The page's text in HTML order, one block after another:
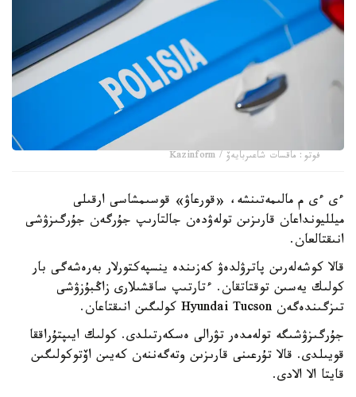
فوتو: ماقسات شاعىربايەۆ / Kazinform
ءى ءى م مالىمەتىنشە، «قورعاۋ» قوسىمشاسى ارقىلى
ميلليونداعان قارىزىن تولەۋدەن جالتارىپ جۇرگەن جۇرگىزۋشى
انىقتالعان.
قالا كوشەلەرىن پاترۋلدەۋ كەزىندە ينسپەكتورلار بەرەشەگى بار
كولىك يەسىن توقتاتقان. ءتارتىپ ساقشىلارى زاڭبۇزۋشى
تىزگىندەگەن Hyundai Tucson كولىگىن انىقتاعان.
جۇرگىزۋشىگە تولەمدەر تۋرالى ەسكەرتىلدى. كولىك ايىپتۇراققا
قويىلدى. قالا تۇرعىنى قارىزىن وتەگەننەن كەيىن اۆتوكولىگىن
قايتا الا الادى.